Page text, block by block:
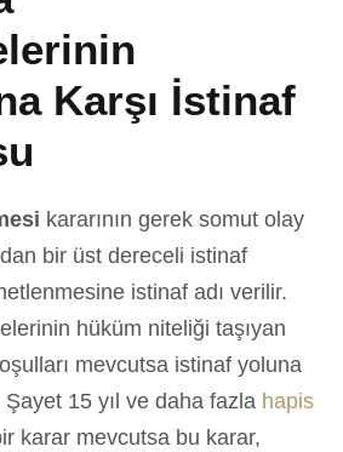
Karşı İstinaf
kararının gerek somut olay
bir üst dereceli istinaf
istinaf adı verilir.
hüküm niteliği taşıyan
mevcutsa istinaf yoluna
15 yıl ve daha fazla hapis
karar mevcutsa bu karar,